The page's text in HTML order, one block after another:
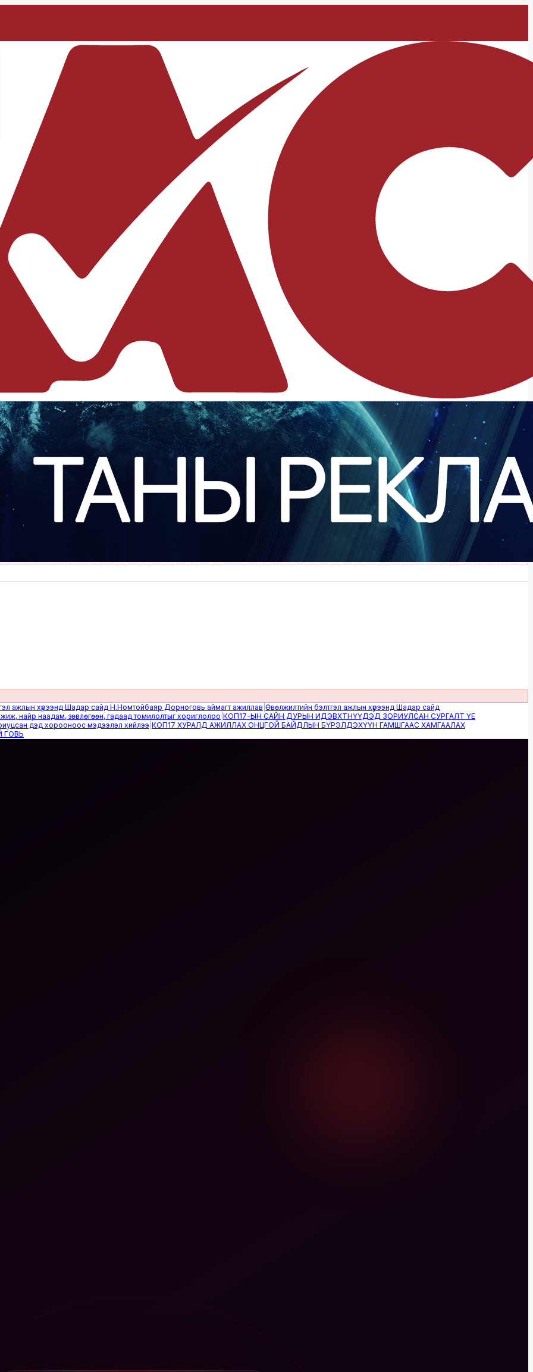
хүрээнд Шадар сайд Н.Номтойбаяр Дорноговь аймагт ажиллав|Өвөлжилтийн бэлтгэл ажлын хүрээнд Шадар сайд
наадам, зөвлөгөөн, гадаад томилолтыг хориглолоо|КОП17-ЫН САЙН ДУРЫН ИДЭВХТНҮҮДЭД ЗОРИУЛСАН СУРГАЛТ ҮЕ
дэд хорооноос мэдээлэл хийлээ|КОП17 ХУРАЛД АЖИЛЛАХ ОНЦГОЙ БАЙДЛЫН БҮРЭЛДЭХҮҮН ГАМШГААС ХАМГААЛАХ